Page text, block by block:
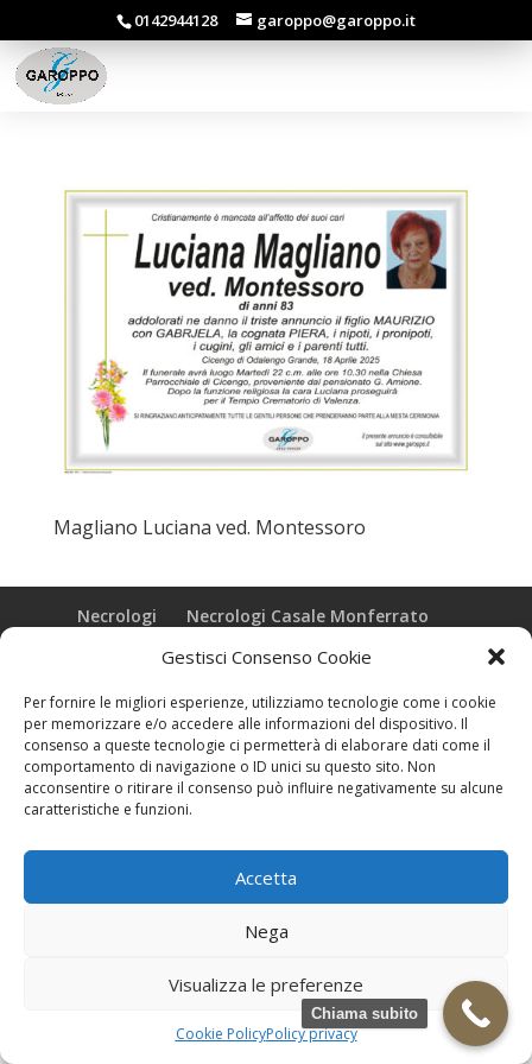
Gestisci Consenso Cookie
Per fornire le migliori esperienze, utilizziamo tecnologie come i cookie
per memorizzare e/o accedere alle informazioni del dispositivo. Il
consenso a queste tecnologie ci permetterà di elaborare dati come il
comportamento di navigazione o ID unici su questo sito. Non
acconsentire o ritirare il consenso può influire negativamente su alcune
caratteristiche e funzioni.
Accetta
Nega
Visualizza le preferenze
Cookie PolicyPolicy privacy
0142944128 garoppo@garoppo.it
Magliano Luciana ved. Montessoro
Necrologi
Necrologi Casale Monferrato
Realizzazione grafica e Copyright © zeropensieri local web -
Casale Monferrato info@zeropensieri-cloud
Chiama subito